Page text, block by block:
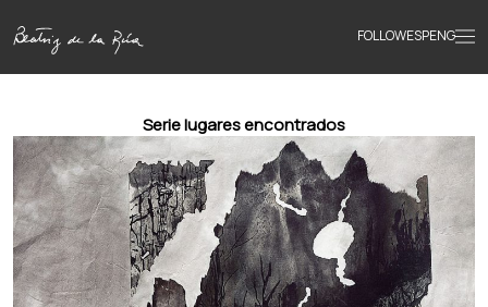
FOLLOWESPENG
Accueil
Œuvres
Textes
Serie lugares encontrados